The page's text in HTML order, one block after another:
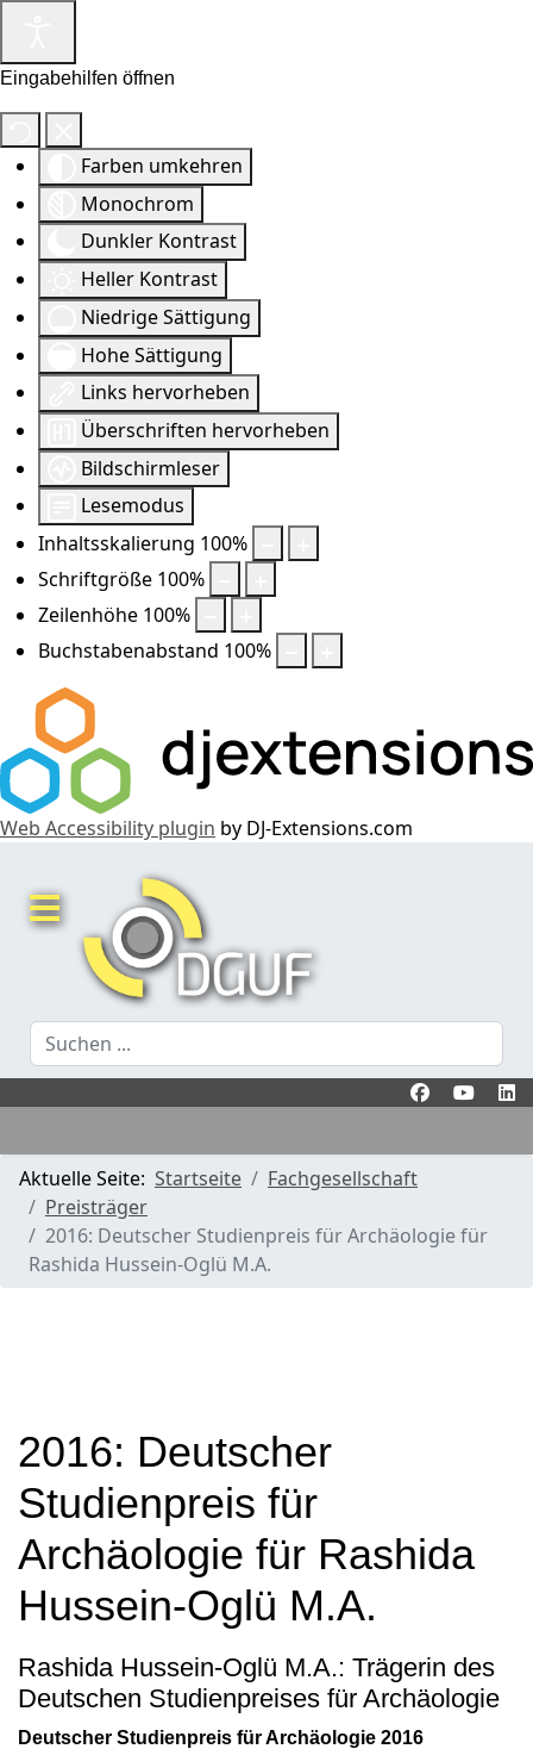
Eingabehilfen öffnen
Farben umkehren
Monochrom
Dunkler Kontrast
Heller Kontrast
Niedrige Sättigung
Hohe Sättigung
Links hervorheben
Überschriften hervorheben
Bildschirmleser
Lesemodus
Inhaltsskalierung 100%
Schriftgröße 100%
Zeilenhöhe 100%
Buchstabenabstand 100%
Web Accessibility plugin by DJ-Extensions.com
Suchen
...
Aktuelle Seite: Startseite
Fachgesellschaft
Preisträger
2016: Deutscher Studienpreis für Archäologie für
Rashida Hussein-Oglü M.A.
2016: Deutscher
Studienpreis für
Archäologie für Rashida
Hussein-Oglü M.A.
Rashida Hussein-Oglü M.A.: Trägerin des
Deutschen Studienpreises für Archäologie
Deutscher Studienpreis für Archäologie 2016